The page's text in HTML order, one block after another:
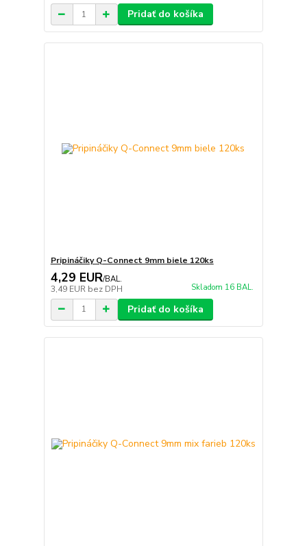
Pridať do košíka
Pripináčiky Q-Connect 9mm biele 120ks
4,29 EUR/BAL.
3,49 EUR bez DPH Skladom 16 BAL.
Pridať do košíka